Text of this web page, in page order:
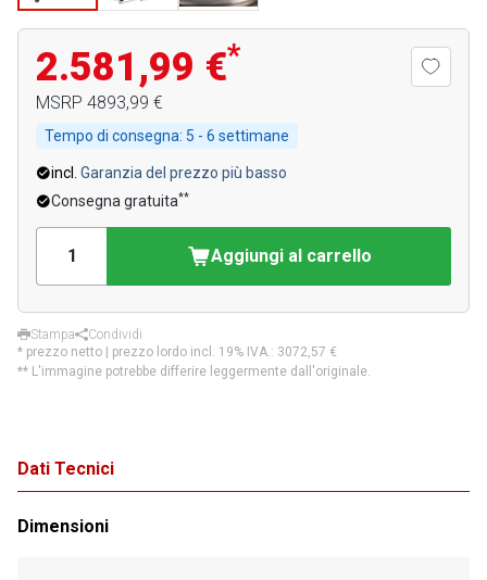
2.581,99 €*
MSRP 4893,99 €
Tempo di consegna: 5 - 6 settimane
incl. Garanzia del prezzo più basso
Consegna gratuita**
Aggiungi al carrello
Stampa
Condividi
* prezzo netto | prezzo lordo incl. 19% IVA.: 3072,57 €
** L'immagine potrebbe differire leggermente dall'originale.
Dati Tecnici
Dimensioni